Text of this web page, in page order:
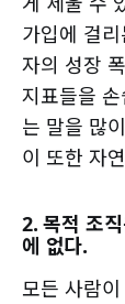
가입에 걸
자의 성장
지표들을
는 말을 많
이 또한 자
2. 목적 조
에 없다.
모든 사람